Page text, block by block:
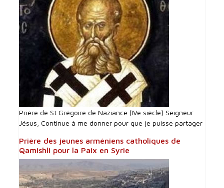
Prière de St Grégoire de Naziance (IVe siècle) Seigneur
Jésus, Continue à me donner pour que je puisse partager
Prière des jeunes arméniens catholiques de
Qamishli pour la Paix en Syrie